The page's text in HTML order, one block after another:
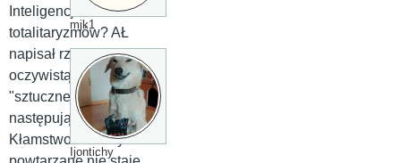
Inteligencja w służbie
totalitaryzmów? AŁ
napisał rzecz
oczywistą: Zadałem
"sztucznej Inteligencji"
następujące pytanie:
Kłamstwo sto razy
mjk1
Ijontichy